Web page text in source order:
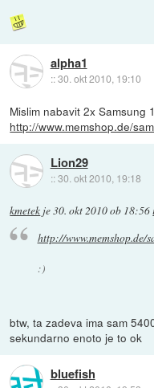
alpha1
::30. okt 2010, 19:10
Mislim nabavit 2x Samsung
http://www.memshop.de/
Lion29
::30. okt 2010, 19:18
kmetek je30. okt 2010 ob 18:56
http://www.memshop.de/
:)
btw, ta zadeva ima sam
sekundarno enoto je to ok
bluefish